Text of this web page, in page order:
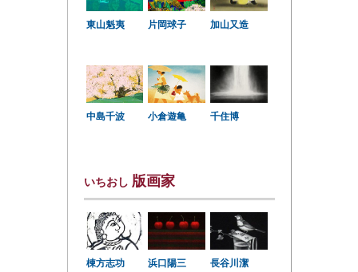
東山魁夷 片岡球子 加山又造
中島千波 小倉遊亀 千住博
いちおし 版画家
棟方志功 浜口陽三 長谷川潔